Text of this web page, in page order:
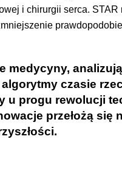
i chirurgii serca.
czasie
u progu rewolucji
przełożą